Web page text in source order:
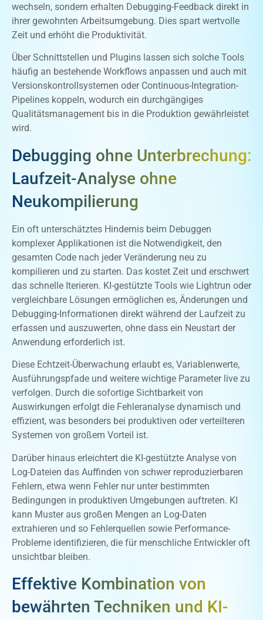
wechseln, sondern erhalten Debugging-Feedback direkt in
ihrer gewohnten Arbeitsumgebung. Dies spart wertvolle
Zeit und erhöht die Produktivität.
Über Schnittstellen und Plugins lassen sich solche Tools
häufig an bestehende Workflows anpassen und auch mit
Versionskontrollsystemen oder Continuous-Integration-
Pipelines koppeln, wodurch ein durchgängiges
Qualitätsmanagement bis in die Produktion gewährleistet
wird.
Debugging ohne Unterbrechung:
Laufzeit-Analyse ohne
Neukompilierung
Ein oft unterschätztes Hindernis beim Debuggen
komplexer Applikationen ist die Notwendigkeit, den
gesamten Code nach jeder Veränderung neu zu
kompilieren und zu starten. Das kostet Zeit und erschwert
das schnelle Iterieren. KI-gestützte Tools wie Lightrun oder
vergleichbare Lösungen ermöglichen es, Änderungen und
Debugging-Informationen direkt während der Laufzeit zu
erfassen und auszuwerten, ohne dass ein Neustart der
Anwendung erforderlich ist.
Diese Echtzeit-Überwachung erlaubt es, Variablenwerte,
Ausführungspfade und weitere wichtige Parameter live zu
verfolgen. Durch die sofortige Sichtbarkeit von
Auswirkungen erfolgt die Fehleranalyse dynamisch und
effizient, was besonders bei produktiven oder verteilteren
Systemen von großem Vorteil ist.
Darüber hinaus erleichtert die KI-gestützte Analyse von
Log-Dateien das Auffinden von schwer reproduzierbaren
Fehlern, etwa wenn Fehler nur unter bestimmten
Bedingungen in produktiven Umgebungen auftreten. KI
kann Muster aus großen Mengen an Log-Daten
extrahieren und so Fehlerquellen sowie Performance-
Probleme identifizieren, die für menschliche Entwickler oft
unsichtbar bleiben.
Effektive Kombination von
bewährten Techniken und KI-